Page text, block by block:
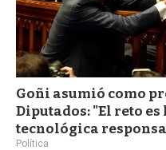
Goñi asumió como
Diputados: "El reto
tecnológica
Política